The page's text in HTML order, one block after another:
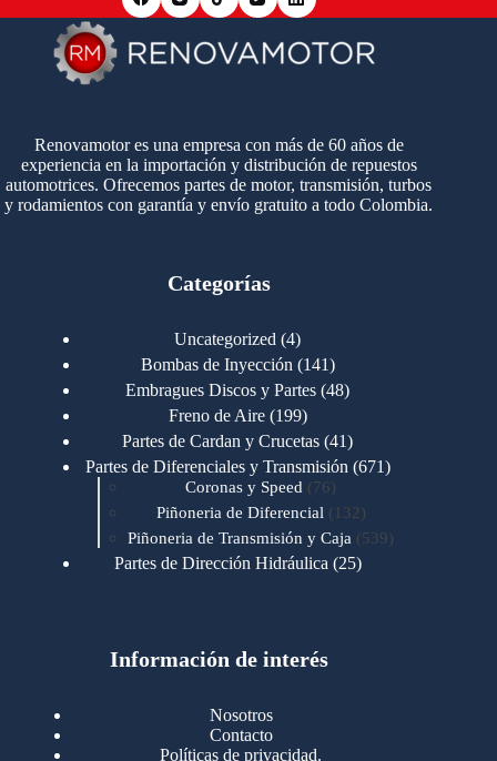
Renovamotor es una empresa con más de 60 años de
experiencia en la importación y distribución de repuestos
automotrices. Ofrecemos partes de motor, transmisión, turbos
y rodamientos con garantía y envío gratuito a todo Colombia.
Categorías
Uncategorized 44
productos
Bombas de Inyección 141141
productos
Embragues Discos y Partes 4848
Freno de Aire 199199
productos
Partes de Cardan y Crucetas 4141
productos
Partes de Diferenciales y Transmisión 671671
Coronas y Speed 7676
productos
Piñoneria de Diferencial 132 132
productos
Piñoneria de Transmisión y Caja 539539
Partes de Dirección Hidráulica 2525
Motores Cummins 723
Cummins B/C 855
Cummins ISF
Información de interés
Nosotros
Contacto
Políticas de privacidad.